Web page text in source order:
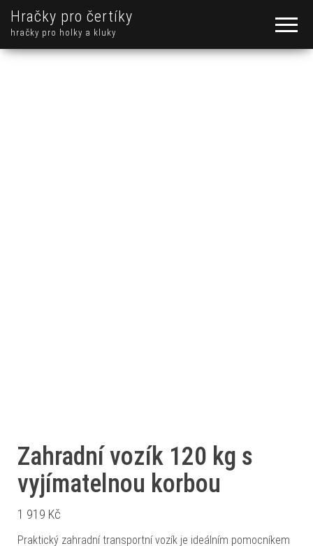
Hračky pro čertíky
hračky pro holky a kluky
Zahradní vozík 120 kg s
vyjímatelnou korbou
1 919 Kč
Praktický zahradní transportní vozík je ideálním pomocníkem